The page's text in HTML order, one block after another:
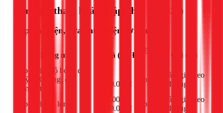
Bảng giá tham khảo (Cập nhật 03/2026)
Lắp đặt điện, sửa chữa điện cơ bản
Hạng mục Giá (VNĐ)
Đơn
Ghi chú
Lắp mới 1 bộ bóng đèn
Huỳnh Quang, đèn
compact
150.000đ
bộ
Giảm giá theo
số lượng
Lắp mới đèn lon
40.000 -
150.000đ
bộ
Giảm giá theo
số lượng